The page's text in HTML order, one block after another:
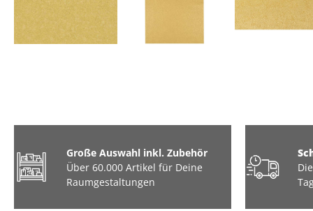
Große Auswahl inkl. Zubehör
Über 60.000 Artikel für Deine
Raumgestaltungen